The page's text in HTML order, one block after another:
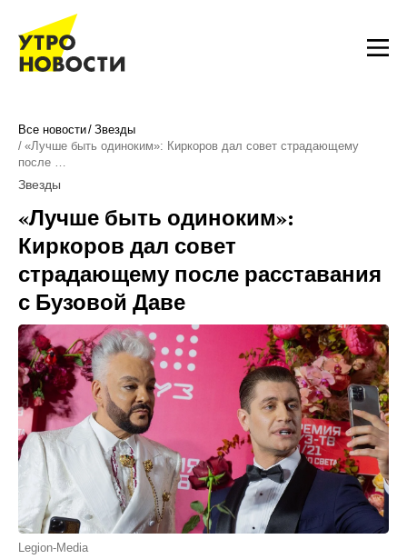
Все новости Звезды
«Лучше быть одиноким»: Киркоров дал совет страдающему
после …
Звезды
«Лучше быть одиноким»:
Киркоров дал совет
страдающему после расставания
с Бузовой Даве
Legion-Media